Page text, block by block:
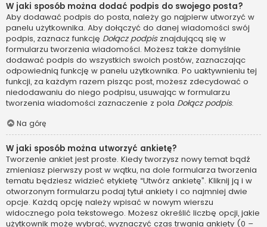
W jaki sposób można dodać podpis do swojego posta?
Aby dodawać podpis do posta, należy go najpierw utworzyć w
panelu użytkownika. Aby dołączyć do danej wiadomości swój
podpis, zaznacz funkcję Dołącz podpisznajdującą się w
formularzu tworzenia wiadomości. Możesz także domyślnie
dodawać podpis do wszystkich swoich postów, zaznaczając
odpowiednią funkcję w panelu użytkownika. Po uaktywnieniu tej
funkcji, za każdym razem pisząc post, możesz zdecydować o
niedodawaniu do niego podpisu, usuwając w formularzu
tworzenia wiadomości zaznaczenie z pola Dołącz podpis.
Na górę
W jaki sposób można utworzyć ankietę?
Tworzenie ankiet jest proste. Kiedy tworzysz nowy temat bądź
zmieniasz pierwszy post w wątku, na dole formularza tworzenia
tematu będziesz widzieć etykietę “Utwórz ankietę”. Kliknij ją i w
otworzonym formularzu podaj tytuł ankiety i co najmniej dwie
opcje. Każdą opcję należy wpisać w nowym wierszu
widocznego pola tekstowego. Możesz określić liczbę opcji, jakie
użytkownik może wybrać, wyznaczyć czas trwania ankiety (0 –